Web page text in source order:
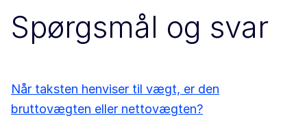
Spørgsmål og svar
Når taksten henviser til vægt, er den
bruttovægten eller nettovægten?